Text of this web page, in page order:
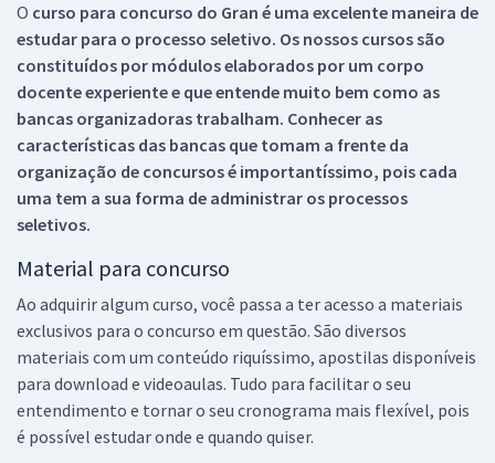
O curso para concurso do Gran é uma excelente maneira de
estudar para o processo seletivo. Os nossos cursos são
constituídos por módulos elaborados por um corpo
docente experiente e que entende muito bem como as
bancas organizadoras trabalham. Conhecer as
características das bancas que tomam a frente da
organização de concursos é importantíssimo, pois cada
uma tem a sua forma de administrar os processos
seletivos.
Material para concurso
Ao adquirir algum curso, você passa a ter acesso a materiais
exclusivos para o concurso em questão. São diversos
materiais com um conteúdo riquíssimo, apostilas disponíveis
para download e videoaulas. Tudo para facilitar o seu
entendimento e tornar o seu cronograma mais flexível, pois
é possível estudar onde e quando quiser.